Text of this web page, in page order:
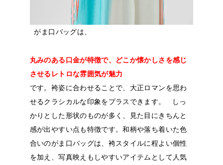
がま口バッグは、
丸みのある口金が特徴で、どこか懐かしさを感じ
させるレトロな雰囲気が魅力
です。袴姿に合わせることで、大正ロマンを思わ
せるクラシカルな印象をプラスできます。
しっ
かりとした形状のものが多く、見た目にきちんと
感が出やすい点も特徴です。和柄や落ち着いた色
合いのがま口バッグは、袴スタイルに程よい個性
を加え、写真映えもしやすいアイテムとして人気